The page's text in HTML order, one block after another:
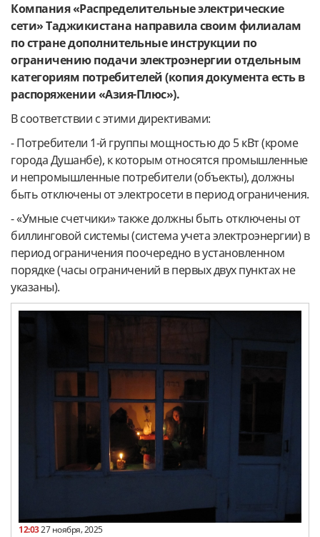
Компания «Распределительные электрические
сети» Таджикистана направила своим филиалам
по стране дополнительные инструкции по
ограничению подачи электроэнергии отдельным
категориям потребителей (копия документа есть в
распоряжении «Азия-Плюс»).
В соответствии с этими директивами:
- Потребители 1-й группы мощностью до 5 кВт (кроме
города Душанбе), к которым относятся промышленные
и непромышленные потребители (объекты), должны
быть отключены от электросети в период ограничения.
- «Умные счетчики» также должны быть отключены от
биллинговой системы (система учета электроэнергии) в
период ограничения поочередно в установленном
порядке (часы ограничений в первых двух пунктах не
указаны).
12:0327 ноября, 2025